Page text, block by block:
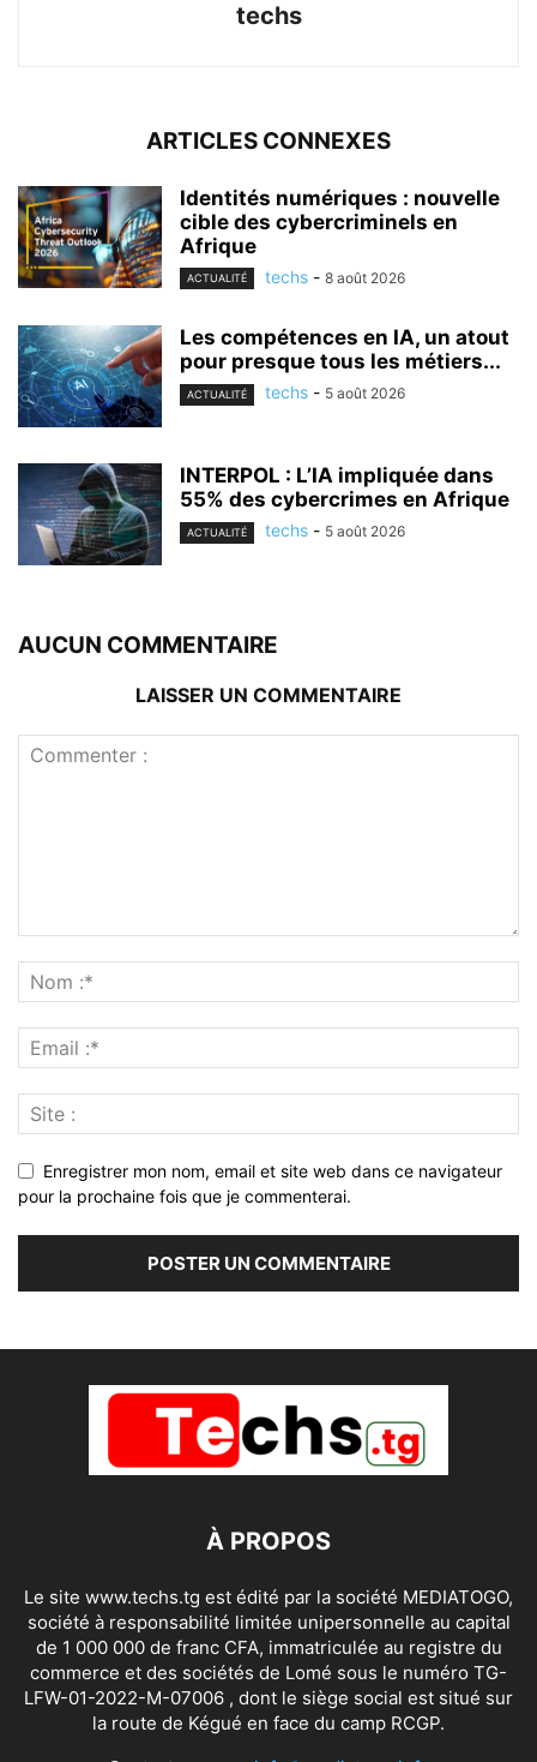
techs
ARTICLES CONNEXES
Identités numériques : nouvelle
cible des cybercriminels en
Afrique
ACTUALITÉ techs - 8 août 2026
Les compétences en IA, un atout
pour presque tous les métiers...
ACTUALITÉ techs - 5 août 2026
INTERPOL : L’IA impliquée dans
55% des cybercrimes en Afrique
ACTUALITÉ techs - 5 août 2026
AUCUN COMMENTAIRE
LAISSER UN COMMENTAIRE
Enregistrer mon nom, email et site web dans ce navigateur
pour la prochaine fois que je commenterai.
À PROPOS
Le site www.techs.tg est édité par la société MEDIATOGO,
société à responsabilité limitée unipersonnelle au capital
de 1 000 000 de franc CFA, immatriculée au registre du
commerce et des sociétés de Lomé sous le numéro TG-
LFW-01-2022-M-07006 , dont le siège social est situé sur
la route de Kégué en face du camp RCGP.